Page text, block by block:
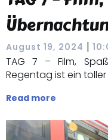
August 19, 2024 |
TAG 7 – Film,
Regentag ist ein
Read more